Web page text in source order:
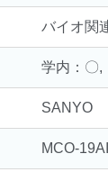
バイオ
学内：〇
SANYO
MCO-